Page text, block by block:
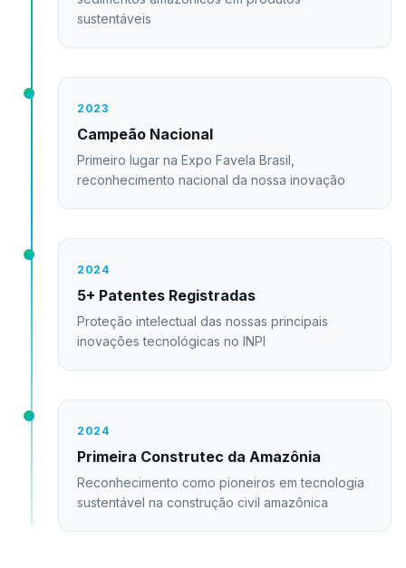
sustentáveis
2023
Campeão Nacional
Primeiro lugar na Expo Favela Brasil,
reconhecimento nacional da nossa inovação
2024
5+ Patentes Registradas
Proteção intelectual das nossas principais
inovações tecnológicas no INPI
2024
Primeira Construtec da Amazônia
Reconhecimento como pioneiros em tecnologia
sustentável na construção civil amazônica